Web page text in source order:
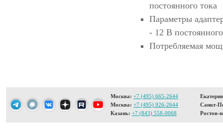
постоянного тока
Параметры
- 12 В
Потребляемая
Москва: +7 (495) 665-2644
Москва: +7 (495) 926-2644
Казань: +7 (843) 558-0068
Санкт-
Ростов-